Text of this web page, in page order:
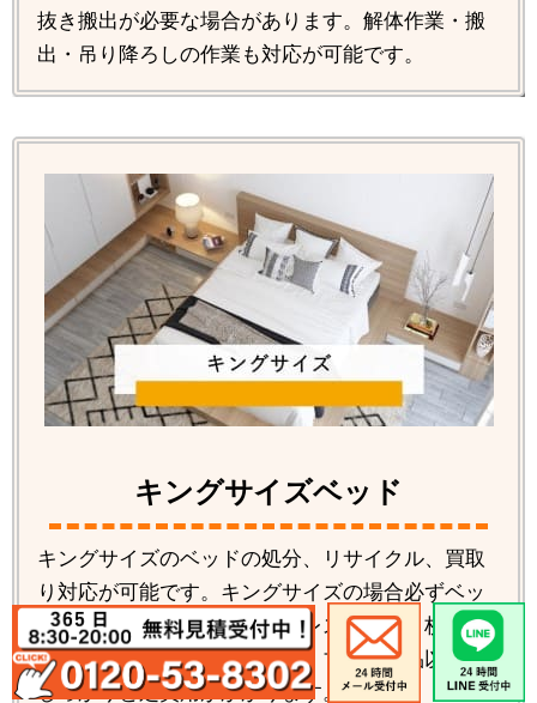
抜き搬出が必要な場合があります。解体作業・搬
出・吊り降ろしの作業も対応が可能です。
キングサイズベッド
キングサイズのベッドの処分、リサイクル、買取
り対応が可能です。キングサイズの場合必ずベッ
ドの解体が必要です。マットレスも分割２枚タイ
プが多い為料金もかかります。ブランド品以外は
しっかりと処費用がかかります。